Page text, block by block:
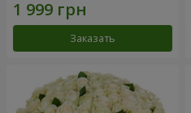
Заказать